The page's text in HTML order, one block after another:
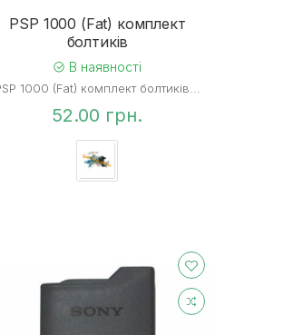
PSP 1000 (Fat) комплект
болтиків
В наявності
1000 (Fat) комплект болтиків...
52.00 грн.